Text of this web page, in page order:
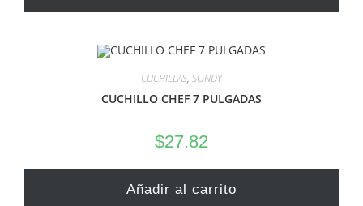
CUCHILLAS, SONDY
CUCHILLO CHEF 7 PULGADAS
$27.82
Añadir al carrito